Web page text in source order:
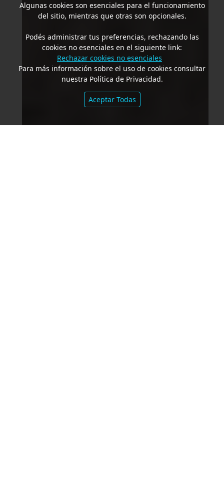
Algunas cookies son esenciales para el funcionamiento
del sitio, mientras que otras son opcionales.
Podés administrar tus preferencias, rechazando las
cookies no esenciales en el siguiente link:
Rechazar cookies no esenciales
Para más información sobre el uso de cookies consultar
nuestra Política de Privacidad.
Aceptar Todas